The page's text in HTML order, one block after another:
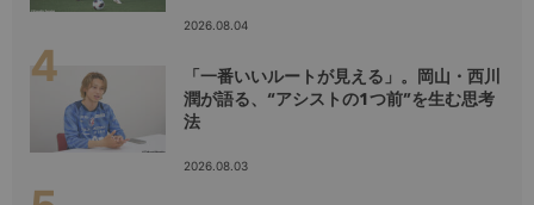
2026.08.04
「一番いいルートが見える」。岡山・西川
潤が語る、“アシストの1つ前”を生む思考
法
2026.08.03